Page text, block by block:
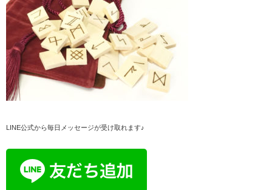
LINE公式から毎日メッセージが受け取れます♪